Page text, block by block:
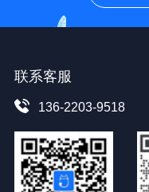
联系客服
136-2203-9518